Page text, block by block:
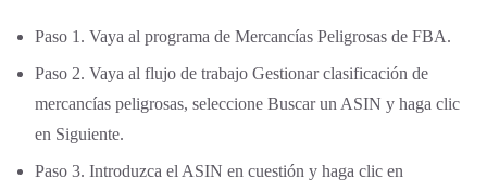
Paso 1. Vaya al programa de Mercancías Peligrosas de FBA.
Paso 2. Vaya al flujo de trabajo Gestionar clasificación de
mercancías peligrosas, seleccione Buscar un ASIN y haga clic
en Siguiente.
Paso 3. Introduzca el ASIN en cuestión y haga clic en